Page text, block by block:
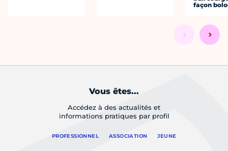
façon
Vous êtes...
Accédez à des actualités et
informations pratiques par profil
PROFESSIONNEL ASSOCIATION JEUNE